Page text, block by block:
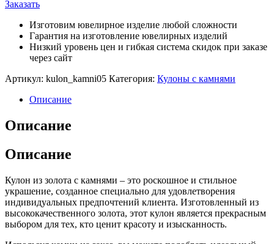
Заказать
Изготовим ювелирное изделие любой сложности
Гарантия на изготовление ювелирных изделий
Низкий уровень цен и гибкая система скидок при заказе
через сайт
Артикул: kulon_kamni05 Категория: Кулоны с камнями
Описание
Описание
Описание
Кулон из золота с камнями – это роскошное и стильное
украшение, созданное специально для удовлетворения
индивидуальных предпочтений клиента. Изготовленный из
высококачественного золота, этот кулон является прекрасным
выбором для тех, кто ценит красоту и изысканность.